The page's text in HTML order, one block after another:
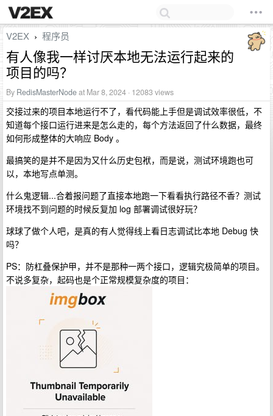
V2EX › 程序员
有人像我一样讨厌本地无法运行起来的
项目的吗？
By RedisMasterNodeat Mar 8, 2024 · 12083 views
交接过来的项目本地运行不了，看代码能上手但是调试效率很低，不
知道每个接口运行进来是怎么走的，每个方法返回了什么数据，最终
如何形成整体的大响应 Body 。
最搞笑的是并不是因为又什么历史包袱，而是说，测试环境跑也可
以，本地写点单测。
什么鬼逻辑...合着报问题了直接本地跑一下看看执行路径不香？测试
环境找不到问题的时候反复加 log 部署调试很好玩？
球球了做个人吧，是真的有人觉得线上看日志调试比本地 Debug 快
吗？
PS：防杠叠保护甲，并不是那种一两个接口，逻辑究极简单的项目。
不说多复杂，起码也是个正常规模复杂度的项目：